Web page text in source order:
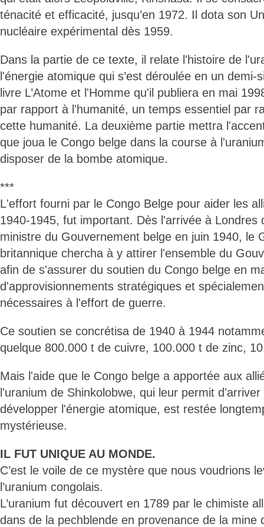
ténacité et efficacité, jusqu’en 1972. Il dota son
nucléaire expérimental dès 1959.
Dans la partie de ce texte, il relate l'histoire de
l'énergie atomique qui s’est déroulée en un demi-
livre L’Atome et l'Homme qu'il publiera en mai
par rapport à l'humanité, un temps essentiel par
cette humanité. La deuxième partie mettra
que joua le Congo belge dans la course à
disposer de la bombe atomique.
***
L'effort fourni par le Congo Belge pour aider les
1940-1945, fut important. Dès l'arrivée à Londres
ministre du Gouvernement belge en juin 1940, le
britannique chercha à y attirer l'ensemble du
afin de s'assurer du soutien du Congo belge en
d'approvisionnements stratégiques et
nécessaires à l'effort de guerre.
Ce soutien se concrétisa de 1940 à 1944
quelque 800.000 t de cuivre, 100.000 t de zinc,
Mais l'aide que le Congo belge a apportée aux
l'uranium de Shinkolobwe, qui leur permit
développer l'énergie atomique, est restée
mystérieuse.
IL FUT UNIQUE AU MONDE.
C’est le voile de ce mystère que nous voudrions
l’uranium congolais.
L’uranium fut découvert en 1789 par le chimiste
dans de la pechblende en provenance de la mine